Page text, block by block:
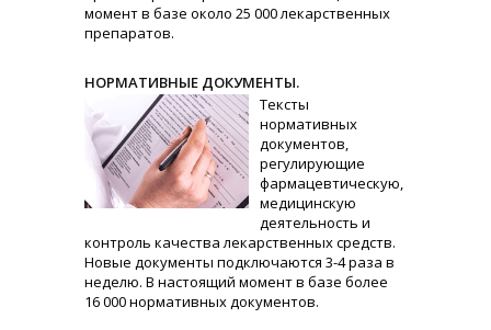
момент в базе около 25 000 лекарственных
препаратов.
НОРМАТИВНЫЕ ДОКУМЕНТЫ.
Тексты
нормативных
документов,
регулирующие
фармацевтическую,
медицинскую
деятельность и
контроль качества лекарственных средств.
Новые документы подключаются 3-4 раза в
неделю. В настоящий момент в базе более
16 000 нормативных документов.